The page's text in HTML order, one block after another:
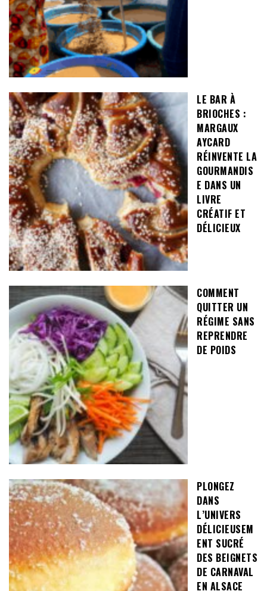
LE BAR À
BRIOCHES :
MARGAUX
AYCARD
RÉINVENTE LA
GOURMANDIS
E DANS UN
LIVRE
CRÉATIF ET
DÉLICIEUX
COMMENT
QUITTER UN
RÉGIME SANS
REPRENDRE
DE POIDS
PLONGEZ
DANS
L’UNIVERS
DÉLICIEUSEM
ENT SUCRÉ
DES BEIGNETS
DE CARNAVAL
EN ALSACE